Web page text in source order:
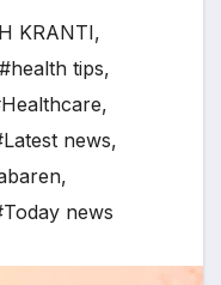
KRANTI,
#health tips,
,
news,
,
news